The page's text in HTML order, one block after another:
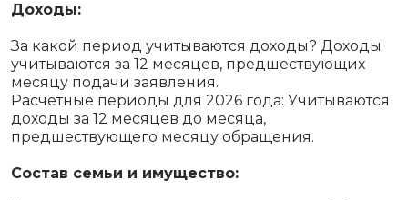
Доходы:
За какой период учитываются доходы? Доходы
учитываются за 12 месяцев, предшествующих
месяцу подачи заявления.
Расчетные периоды для 2026 года: Учитываются
доходы за 12 месяцев до месяца,
предшествующего месяцу обращения.
Состав семьи и имущество: